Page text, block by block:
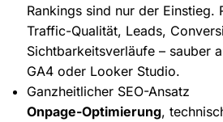
Rankings sind nur der Einstieg.
Traffic-Qualität, Leads,
Sichtbarkeitsverläufe – sauber
GA4 oder Looker Studio.
Ganzheitlicher SEO-Ansatz
Onpage-Optimierung,